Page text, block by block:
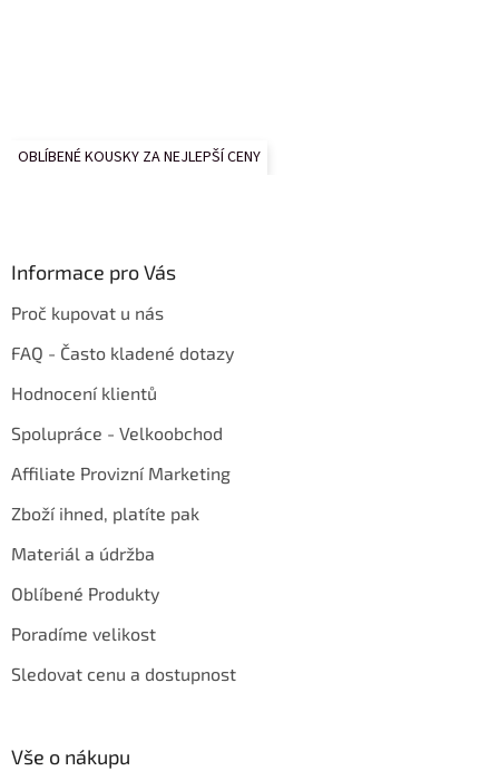
OBLÍBENÉ KOUSKY ZA NEJLEPŠÍ CENY
Informace pro Vás
Proč kupovat u nás
FAQ - Často kladené dotazy
Hodnocení klientů
Spolupráce - Velkoobchod
Affiliate Provizní Marketing
Zboží ihned, platíte pak
Materiál a údržba
Oblíbené Produkty
Poradíme velikost
Sledovat cenu a dostupnost
Vše o nákupu